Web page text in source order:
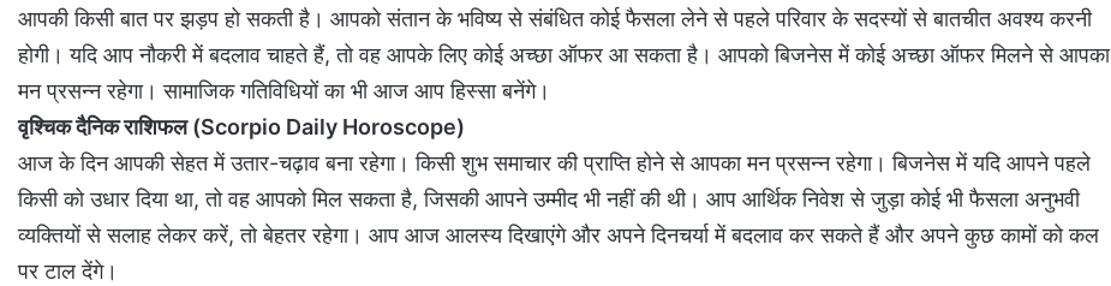
आपकी किसी बात पर झड़प हो सकती है। आपको संतान के भविष्य से संबंधित कोई फैसला लेने से पहले परिवार के सदस्यों से बातचीत अवश्य करनी
होगी। यदि आप नौकरी में बदलाव चाहते हैं, तो वह आपके लिए कोई अच्छा ऑफर आ सकता है। आपको बिजनेस में कोई अच्छा ऑफर मिलने से आपका
मन प्रसन्न रहेगा। सामाजिक गतिविधियों का भी आज आप हिस्सा बनेंगे।
वृश्चिक दैनिक राशिफल (Scorpio Daily Horoscope)
आज के दिन आपकी सेहत में उतार-चढ़ाव बना रहेगा। किसी शुभ समाचार की प्राप्ति होने से आपका मन प्रसन्न रहेगा। बिजनेस में यदि आपने पहले
किसी को उधार दिया था, तो वह आपको मिल सकता है, जिसकी आपने उम्मीद भी नहीं की थी। आप आर्थिक निवेश से जुड़ा कोई भी फैसला अनुभवी
व्यक्तियों से सलाह लेकर करें, तो बेहतर रहेगा। आप आज आलस्य दिखाएंगे और अपने दिनचर्या में बदलाव कर सकते हैं और अपने कुछ कामों को कल
पर टाल देंगे।